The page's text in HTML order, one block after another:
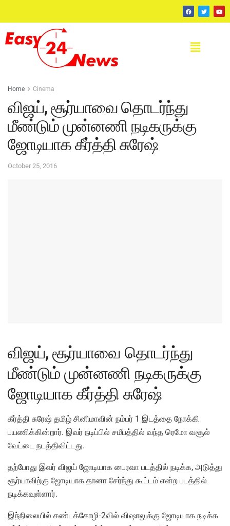
Home Cinema
விஜய், சூர்யாவை தொடர்ந்து
மீண்டும் முன்னணி நடிகருக்கு
ஜோடியாக கீர்த்தி சுரேஷ்
October 25, 2016
விஜய், சூர்யாவை தொடர்ந்து
மீண்டும் முன்னணி நடிகருக்கு
ஜோடியாக கீர்த்தி சுரேஷ்
கீர்த்தி சுரேஷ் தமிழ் சினிமாவின் நம்பர் 1 இடத்தை நோக்கி
பயணிக்கின்றார். இவர் நடிப்பில் சமீபத்தில் வந்த ரெமோ வசூல்
வேட்டை நடத்திவிட்டது.
தற்போது இவர் விஜய் ஜோடியாக பைரவா படத்தில் நடிக்க, அடுத்து
சூர்யாவிற்கு ஜோடியாக தானா சேர்ந்து கூட்டம் என்ற படத்தில்
நடிக்கவுள்ளார்.
இந்நிலையில் சண்டக்கோழி-2வில் விஷாலுக்கு ஜோடியாக நடிக்க